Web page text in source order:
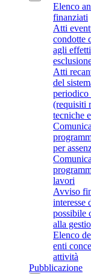
Elenco
finanziati
Atti
condotte
agli
Atti
del
periodico
(requisiti
tecniche
per
lavori
Avviso
interesse
possibile
alla
Elenco
enti
attività
Pubblicazione